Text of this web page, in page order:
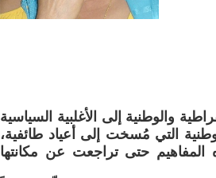
والوطنية إلى الأغلبية السياسية
التي مُسخت إلى أعياد طائفية،
المفاهيم حتى تراجعت عن مكانتها